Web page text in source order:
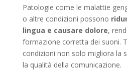
Patologie come le malattie
o altre condizioni possono
lingua e causare dolore,
formazione corretta dei suoni.
condizioni non solo migliora la
la qualità della comunicazione.